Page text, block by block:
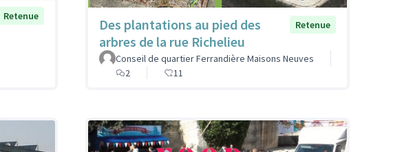
Retenue
Des plantations au pied des
arbres de la rue Richelieu
Retenue
Conseil de quartier Ferrandière Maisons Neuves
2
11